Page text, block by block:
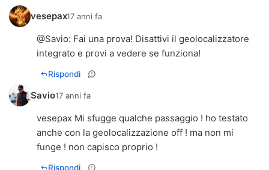
vesepax17 anni fa
@Savio: Fai una prova! Disattivi il geolocalizzatore
integrato e provi a vedere se funziona!
Rispondi
Savio17 anni fa
vesepax Mi sfugge qualche passaggio ! ho testato
anche con la geolocalizzazione off ! ma non mi
funge ! non capisco proprio !
Rispondi